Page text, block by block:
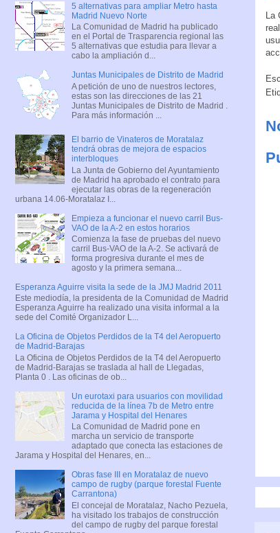
5 alternativas para ampliar Metro hasta
Madrid Nuevo Norte
La Comunidad de Madrid ha publicado
en el Portal de Trasparencia regional las
5 alternativas que estudia para llevar a
cabo la ampliación d...
Juntas Municipales de Distrito de Madrid
A petición de uno de nuestros lectores,
estas son las direcciones de las 21
Juntas Municipales de Distrito de Madrid .
Para más información ...
El barrio de Vinateros de Moratalaz
tendrá obras de mejora de espacios
interbloques
La Junta de Gobierno del Ayuntamiento
de Madrid ha aprobado el contrato para
ejecutar las obras de la regeneración
urbana 14.06-Moratalaz I...
Empieza a funcionar el nuevo carril Bus-
VAO de la A-2 en estos horarios
Comienza la fase de pruebas del nuevo
carril Bus-VAO de la A-2. Se activará de
forma progresiva durante el mes de
agosto y la primera semana...
Esperanza Aguirre visita la sede de la JMJ Madrid 2011
Este mediodía, la presidenta de la Comunidad de Madrid
Esperanza Aguirre ha realizado una visita informal a la
sede del Comité Organizador L...
La Oficina de Objetos Perdidos de la T4 del Aeropuerto
de Madrid-Barajas
La Oficina de Objetos Perdidos de la T4 del Aeropuerto
de Madrid-Barajas se traslada al hall de Llegadas,
Planta 0 . Las oficinas de ob...
Un eurotaxi para usuarios con movilidad
reducida de la línea 7b de Metro entre
Jarama y Hospital del Henares
La Comunidad de Madrid pone en
marcha un servicio de transporte
adaptado que conecta las estaciones de
Jarama y Hospital del Henares, en...
Obras fase III en Moratalaz de nuevo
campo de rugby (parque forestal Fuente
Carrantona)
El concejal de Moratalaz, Nacho Pezuela,
ha visitado los trabajos de construcción
del campo de rugby del parque forestal